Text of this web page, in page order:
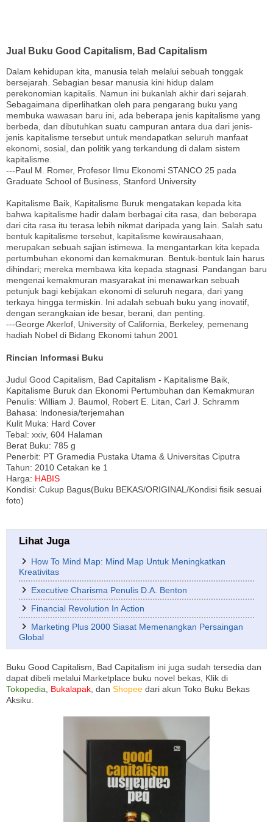
Jual Buku Good Capitalism, Bad Capitalism
Dalam kehidupan kita, manusia telah melalui sebuah tonggak
bersejarah. Sebagian besar manusia kini hidup dalam
perekonomian kapitalis. Namun ini bukanlah akhir dari sejarah.
Sebagaimana diperlihatkan oleh para pengarang buku yang
membuka wawasan baru ini, ada beberapa jenis kapitalisme yang
berbeda, dan dibutuhkan suatu campuran antara dua dari jenis-
jenis kapitalisme tersebut untuk mendapatkan seluruh manfaat
ekonomi, sosial, dan politik yang terkandung di dalam sistem
kapitalisme.
---Paul M. Romer, Profesor Ilmu Ekonomi STANCO 25 pada
Graduate School of Business, Stanford University
Kapitalisme Baik, Kapitalisme Buruk mengatakan kepada kita
bahwa kapitalisme hadir dalam berbagai cita rasa, dan beberapa
dari cita rasa itu terasa lebih nikmat daripada yang lain. Salah satu
bentuk kapitalisme tersebut, kapitalisme kewirausahaan,
merupakan sebuah sajian istimewa. Ia mengantarkan kita kepada
pertumbuhan ekonomi dan kemakmuran. Bentuk-bentuk lain harus
dihindari; mereka membawa kita kepada stagnasi. Pandangan baru
mengenai kemakmuran masyarakat ini menawarkan sebuah
petunjuk bagi kebijakan ekonomi di seluruh negara, dari yang
terkaya hingga termiskin. Ini adalah sebuah buku yang inovatif,
dengan serangkaian ide besar, berani, dan penting.
---George Akerlof, University of California, Berkeley, pemenang
hadiah Nobel di Bidang Ekonomi tahun 2001
Rincian Informasi Buku
Judul Good Capitalism, Bad Capitalism - Kapitalisme Baik,
Kapitalisme Buruk dan Ekonomi Pertumbuhan dan Kemakmuran
Penulis: William J. Baumol, Robert E. Litan, Carl J. Schramm
Bahasa: Indonesia/terjemahan
Kulit Muka: Hard Cover
Tebal: xxiv, 604 Halaman
Berat Buku: 785 g
Penerbit: PT Gramedia Pustaka Utama & Universitas Ciputra
Tahun: 2010 Cetakan ke 1
Harga: HABIS
Kondisi: Cukup Bagus(Buku BEKAS/ORIGINAL/Kondisi fisik sesuai
foto)
Lihat Juga
How To Mind Map: Mind Map Untuk Meningkatkan
Kreativitas
Executive Charisma Penulis D.A. Benton
Financial Revolution In Action
Marketing Plus 2000 Siasat Memenangkan Persaingan
Global
Buku Good Capitalism, Bad Capitalism ini juga sudah tersedia dan
dapat dibeli melalui Marketplace buku novel bekas, Klik di
Tokopedia, Bukalapak, dan Shopee dari akun Toko Buku Bekas
Aksiku.